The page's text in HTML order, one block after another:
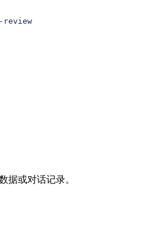
据或对话记录。